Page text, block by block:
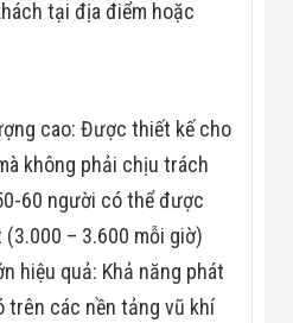
tại địa điểm hoặc
cao: Được thiết kế cho
không phải chịu trách
60 người có thể được
– 3.600 mỗi giờ)
hiệu quả: Khả năng phát
trên các nền tảng vũ khí